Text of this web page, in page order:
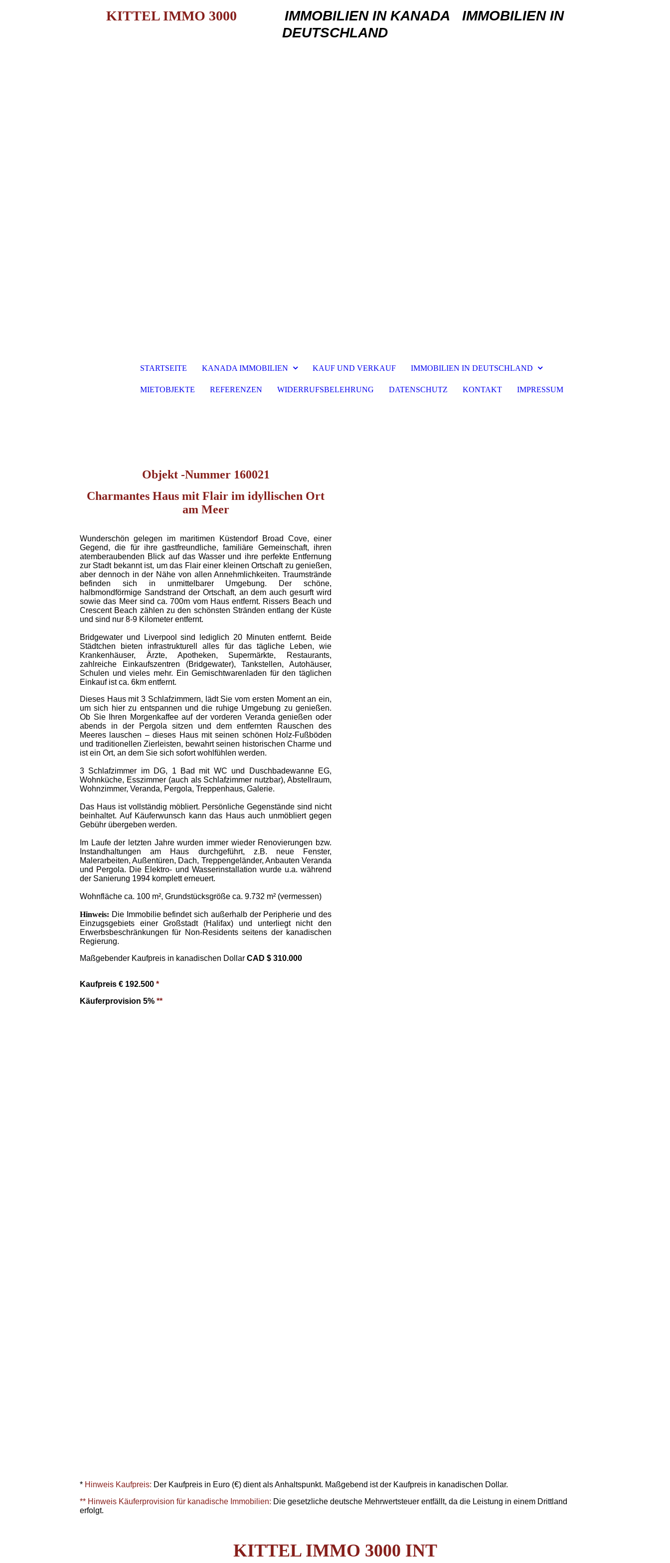
KITTEL IMMO 3000
IMMOBILIEN IN KANADA IMMOBILIEN IN
DEUTSCHLAND
STARTSEITE KANADA IMMOBILIEN KAUF UND VERKAUF IMMOBILIEN IN DEUTSCHLAND
MIETOBJEKTE REFERENZEN WIDERRUFSBELEHRUNG DATENSCHUTZ KONTAKT IMPRESSUM
Objekt -Nummer 160021
Charmantes Haus mit Flair im idyllischen Ort
am Meer
Wunderschön gelegen im maritimen Küstendorf Broad Cove, einer
Gegend, die für ihre gastfreundliche, familiäre Gemeinschaft, ihren
atemberaubenden Blick auf das Wasser und ihre perfekte Entfernung
zur Stadt bekannt ist, um das Flair einer kleinen Ortschaft zu genießen,
aber dennoch in der Nähe von allen Annehmlichkeiten. Traumstrände
befinden sich in unmittelbarer Umgebung. Der schöne,
halbmondförmige Sandstrand der Ortschaft, an dem auch gesurft wird
sowie das Meer sind ca. 700m vom Haus entfernt. Rissers Beach und
Crescent Beach zählen zu den schönsten Stränden entlang der Küste
und sind nur 8-9 Kilometer entfernt.
Bridgewater und Liverpool sind lediglich 20 Minuten entfernt. Beide
Städtchen bieten infrastrukturell alles für das tägliche Leben, wie
Krankenhäuser, Ärzte, Apotheken, Supermärkte, Restaurants,
zahlreiche Einkaufszentren (Bridgewater), Tankstellen, Autohäuser,
Schulen und vieles mehr. Ein Gemischtwarenladen für den täglichen
Einkauf ist ca. 6km entfernt.
Dieses Haus mit 3 Schlafzimmern, lädt Sie vom ersten Moment an ein,
um sich hier zu entspannen und die ruhige Umgebung zu genießen.
Ob Sie Ihren Morgenkaffee auf der vorderen Veranda genießen oder
abends in der Pergola sitzen und dem entfernten Rauschen des
Meeres lauschen – dieses Haus mit seinen schönen Holz-Fußböden
und traditionellen Zierleisten, bewahrt seinen historischen Charme und
ist ein Ort, an dem Sie sich sofort wohlfühlen werden.
3 Schlafzimmer im DG, 1 Bad mit WC und Duschbadewanne EG,
Wohnküche, Esszimmer (auch als Schlafzimmer nutzbar), Abstellraum,
Wohnzimmer, Veranda, Pergola, Treppenhaus, Galerie.
Das Haus ist vollständig möbliert. Persönliche Gegenstände sind nicht
beinhaltet. Auf Käuferwunsch kann das Haus auch unmöbliert gegen
Gebühr übergeben werden.
Im Laufe der letzten Jahre wurden immer wieder Renovierungen bzw.
Instandhaltungen am Haus durchgeführt, z.B. neue Fenster,
Malerarbeiten, Außentüren, Dach, Treppengeländer, Anbauten Veranda
und Pergola. Die Elektro- und Wasserinstallation wurde u.a. während
der Sanierung 1994 komplett erneuert.
Wohnfläche ca. 100 m², Grundstücksgröße ca. 9.732 m² (vermessen)
Hinweis: Die Immobilie befindet sich außerhalb der Peripherie und des
Einzugsgebiets einer Großstadt (Halifax) und unterliegt nicht den
Erwerbsbeschränkungen für Non-Residents seitens der kanadischen
Regierung.
Maßgebender Kaufpreis in kanadischen Dollar CAD $ 310.000
Kaufpreis € 192.500 *
Käuferprovision 5% **
* Hinweis Kaufpreis: Der Kaufpreis in Euro (€) dient als Anhaltspunkt. Maßgebend ist der Kaufpreis in kanadischen Dollar.
** Hinweis Käuferprovision für kanadische Immobilien: Die gesetzliche deutsche Mehrwertsteuer entfällt, da die Leistung in einem Drittland
erfolgt.
KITTEL IMMO 3000 INT